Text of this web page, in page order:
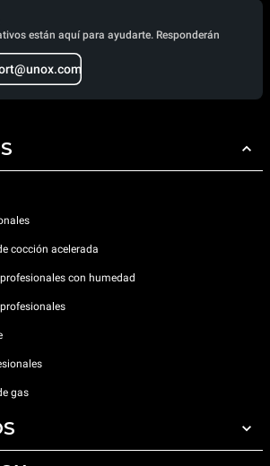
están aquí para ayudarte. Responderán
cocción acelerada
con humedad
gas